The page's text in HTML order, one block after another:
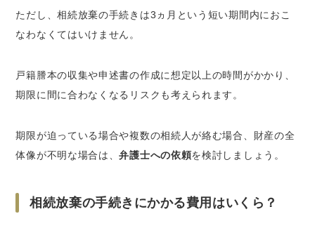
ただし、相続放棄の手続きは3ヵ月という短い期間内におこ
なわなくてはいけません。
戸籍謄本の収集や申述書の作成に想定以上の時間がかかり、
期限に間に合わなくなるリスクも考えられます。
期限が迫っている場合や複数の相続人が絡む場合、財産の全
体像が不明な場合は、弁護士への依頼を検討しましょう。
相続放棄の手続きにかかる費用はいくら？